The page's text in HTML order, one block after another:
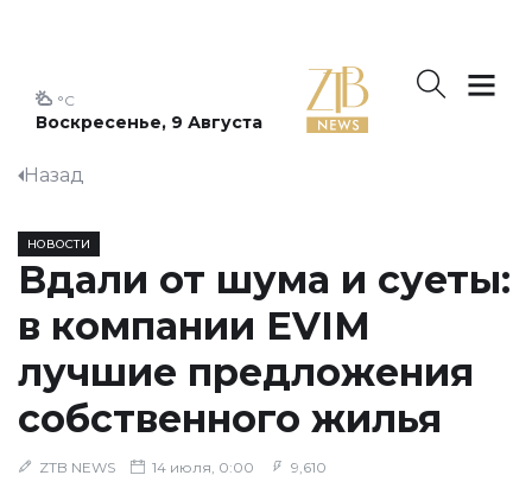
Воскресенье, 9 Августа
°C
Назад
НОВОСТИ
Вдали от шума и суеты:
в компании EVIM
лучшие предложения
собственного жилья
ZTB NEWS 14 июля, 0:00 9,610